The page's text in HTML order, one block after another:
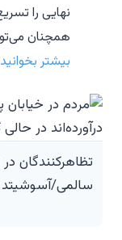
نهایی را
همچنان
بیشتر
تظاهرکنندگان
سالمی/